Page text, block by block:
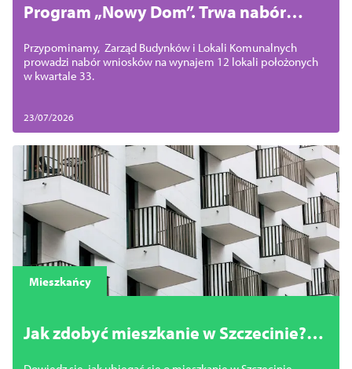
Program „Nowy Dom”. Trwa nabór
Przypominamy, Zarząd Budynków i Lokali Komunalnych
prowadzi nabór wniosków na wynajem 12 lokali położonych
w kwartale 33.
23/07/2026
Mieszkańcy
Jak zdobyć mieszkanie w Szczecinie?